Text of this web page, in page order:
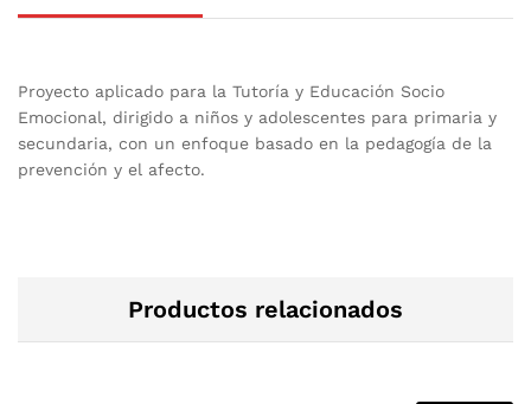
Proyecto aplicado para la Tutoría y Educación Socio
Emocional, dirigido a niños y adolescentes para primaria y
secundaria, con un enfoque basado en la pedagogía de la
prevención y el afecto.
Productos relacionados